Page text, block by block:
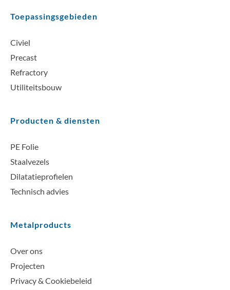
Toepassingsgebieden
Civiel
Precast
Refractory
Utiliteitsbouw
Producten & diensten
PE Folie
Staalvezels
Dilatatieprofielen
Technisch advies
Metalproducts
Over ons
Projecten
Privacy & Cookiebeleid